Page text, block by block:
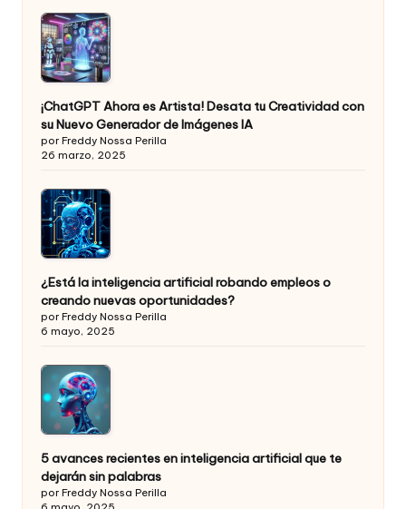
¡ChatGPT Ahora es Artista! Desata tu Creatividad con
su Nuevo Generador de Imágenes IA
por Freddy Nossa Perilla
26 marzo, 2025
¿Está la inteligencia artificial robando empleos o
creando nuevas oportunidades?
por Freddy Nossa Perilla
6 mayo, 2025
5 avances recientes en inteligencia artificial que te
dejarán sin palabras
por Freddy Nossa Perilla